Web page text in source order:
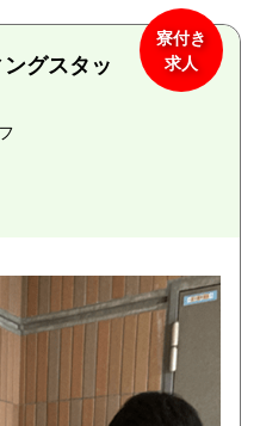
グスタッ
寮付き
求人